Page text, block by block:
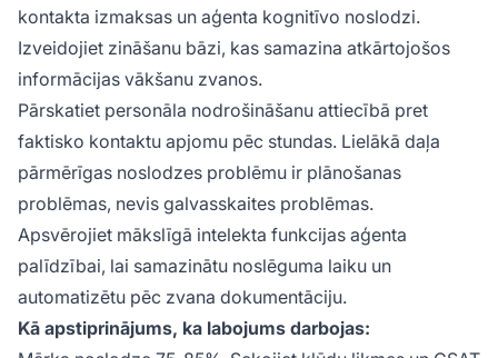
kontakta izmaksas un aģenta kognitīvo noslodzi.
Izveidojiet zināšanu bāzi, kas samazina atkārtojošos
informācijas vākšanu zvanos.
Pārskatiet personāla nodrošināšanu attiecībā pret
faktisko kontaktu apjomu pēc stundas. Lielākā daļa
pārmērīgas noslodzes problēmu ir plānošanas
problēmas, nevis galvasskaites problēmas.
Apsvērojiet mākslīgā intelekta funkcijas aģenta
palīdzībai, lai samazinātu noslēguma laiku un
automatizētu pēc zvana dokumentāciju.
Kā apstiprinājums, ka labojums darbojas: